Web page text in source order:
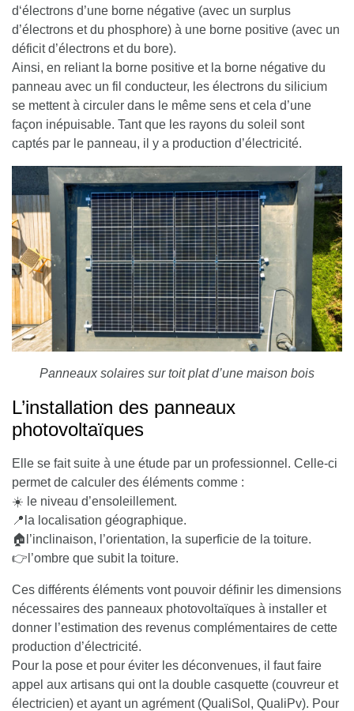
d‘électrons d’une borne négative (avec un surplus
d’électrons et du phosphore) à une borne positive (avec un
déficit d’électrons et du bore).
Ainsi, en reliant la borne positive et la borne négative du
panneau avec un fil conducteur, les électrons du silicium
se mettent à circuler dans le même sens et cela d’une
façon inépuisable. Tant que les rayons du soleil sont
captés par le panneau, il y a production d’électricité.
Panneaux solaires sur toit plat d’une maison bois
L’installation des panneaux
photovoltaïques
Elle se fait suite à une étude par un professionnel. Celle-ci
permet de calculer des éléments comme :
☀️ le niveau d’ensoleillement.
📍la localisation géographique.
🏠l’inclinaison, l’orientation, la superficie de la toiture.
👉l’ombre que subit la toiture.
Ces différents éléments vont pouvoir définir les dimensions
nécessaires des panneaux photovoltaïques à installer et
donner l’estimation des revenus complémentaires de cette
production d’électricité.
Pour la pose et pour éviter les déconvenues, il faut faire
appel aux artisans qui ont la double casquette (couvreur et
électricien) et ayant un agrément (QualiSol, QualiPv). Pour